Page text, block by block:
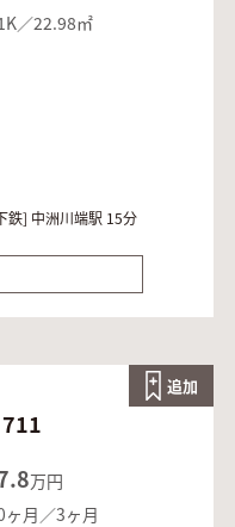
／22.98㎡
鉄] 中洲川端駅 15分
追加
万円
ヶ月／3ヶ月